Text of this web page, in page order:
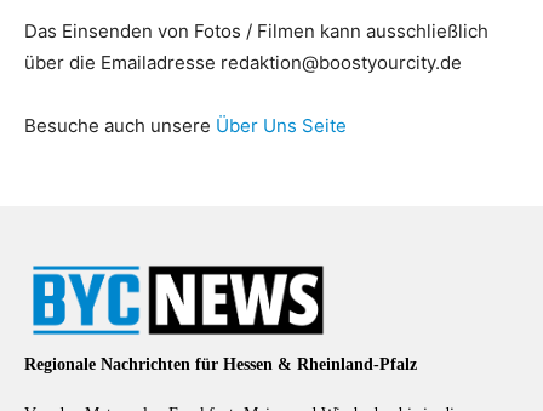
Das Einsenden von Fotos / Filmen kann ausschließlich
über die Emailadresse redaktion@boostyourcity.de
Besuche auch unsere Über Uns Seite
Regionale Nachrichten für Hessen & Rheinland-Pfalz